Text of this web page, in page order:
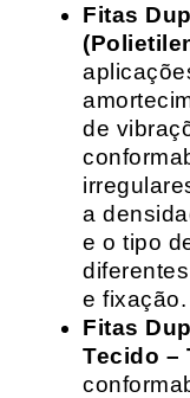
Fitas
de
a
e o tipo
e fixação.
Fitas
Tecido –